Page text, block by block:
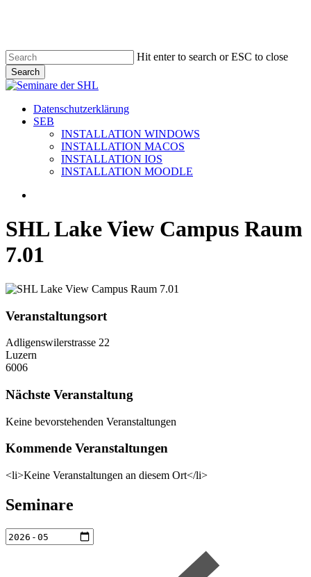
content
Hit enter to search or ESC to close
Search
Close
search
Menu
Datenschutzerklärung
SEB
INSTALLATION WINDOWS
INSTALLATION MACOS
INSTALLATION IOS
INSTALLATION MOODLE
SHL Lake View Campus Raum
7.01
Veranstaltungsort
Adligenswilerstrasse 22
Luzern
6006
Nächste Veranstaltung
Keine bevorstehenden Veranstaltungen
Kommende Veranstaltungen
<li>Keine Veranstaltungen an diesem Ort</li>
Seminare